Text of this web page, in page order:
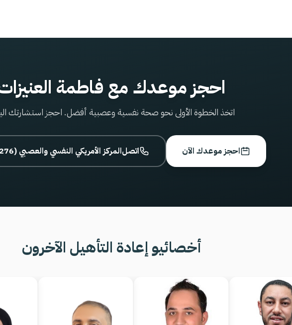
احجز موعدك مع فاطمة
اتخذ الخطوة الأولى نحو صحة نفسية وعصبية أفضل. احجز استشارتك
احجز موعدك الآن اتصل800 المركز الأمريكي النفسي والعصبي (2276)
أخصائيو إعادة التأهيل الآخرون